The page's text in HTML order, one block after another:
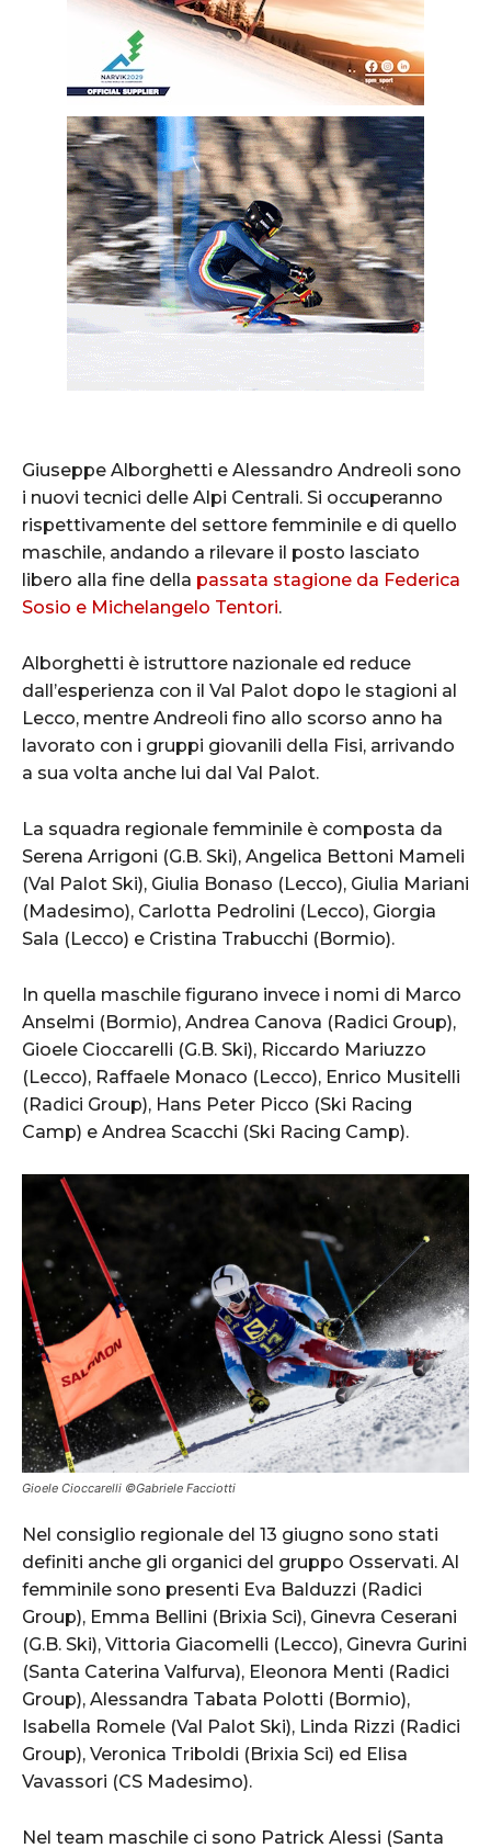
Giuseppe Alborghetti e Alessandro Andreoli sono
i nuovi tecnici delle Alpi Centrali. Si occuperanno
rispettivamente del settore femminile e di quello
maschile, andando a rilevare il posto lasciato
libero alla fine della passata stagione da Federica
Sosio e Michelangelo Tentori.
Alborghetti è istruttore nazionale ed reduce
dall’esperienza con il Val Palot dopo le stagioni al
Lecco, mentre Andreoli fino allo scorso anno ha
lavorato con i gruppi giovanili della Fisi, arrivando
a sua volta anche lui dal Val Palot.
La squadra regionale femminile è composta da
Serena Arrigoni (G.B. Ski), Angelica Bettoni Mameli
(Val Palot Ski), Giulia Bonaso (Lecco), Giulia Mariani
(Madesimo), Carlotta Pedrolini (Lecco), Giorgia
Sala (Lecco) e Cristina Trabucchi (Bormio).
In quella maschile figurano invece i nomi di Marco
Anselmi (Bormio), Andrea Canova (Radici Group),
Gioele Cioccarelli (G.B. Ski), Riccardo Mariuzzo
(Lecco), Raffaele Monaco (Lecco), Enrico Musitelli
(Radici Group), Hans Peter Picco (Ski Racing
Camp) e Andrea Scacchi (Ski Racing Camp).
Gioele Cioccarelli ©Gabriele Facciotti
Nel consiglio regionale del 13 giugno sono stati
definiti anche gli organici del gruppo Osservati. Al
femminile sono presenti Eva Balduzzi (Radici
Group), Emma Bellini (Brixia Sci), Ginevra Ceserani
(G.B. Ski), Vittoria Giacomelli (Lecco), Ginevra Gurini
(Santa Caterina Valfurva), Eleonora Menti (Radici
Group), Alessandra Tabata Polotti (Bormio),
Isabella Romele (Val Palot Ski), Linda Rizzi (Radici
Group), Veronica Triboldi (Brixia Sci) ed Elisa
Vavassori (CS Madesimo).
Nel team maschile ci sono Patrick Alessi (Santa